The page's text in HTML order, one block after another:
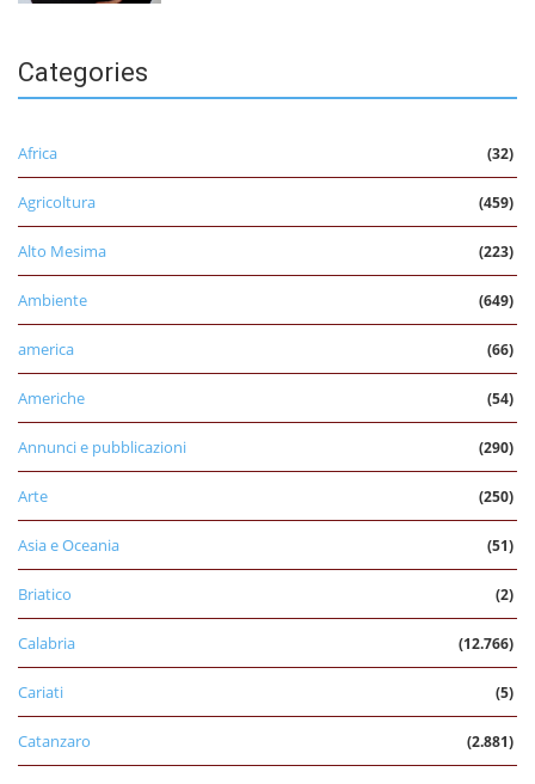
Categories
Africa (32)
Agricoltura (459)
Alto Mesima (223)
Ambiente (649)
america (66)
Americhe (54)
Annunci e pubblicazioni (290)
Arte (250)
Asia e Oceania (51)
Briatico (2)
Calabria (12.766)
Cariati (5)
Catanzaro (2.881)